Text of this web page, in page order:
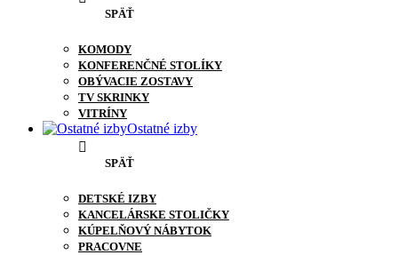
SPÄŤ
KOMODY
KONFERENČNÉ STOLÍKY
OBÝVACIE ZOSTAVY
TV SKRINKY
VITRÍNY
Ostatné izby
SPÄŤ
DETSKÉ IZBY
KANCELÁRSKE STOLIČKY
KÚPELŇOVÝ NÁBYTOK
PRACOVNE